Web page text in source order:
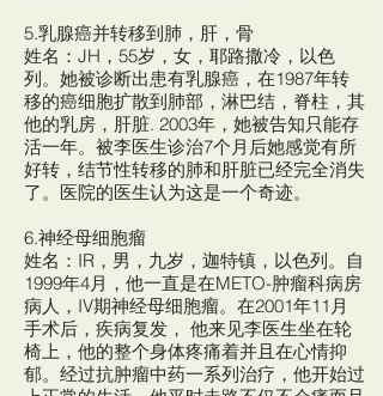
5.乳腺癌并转移到肺，肝，骨
姓名：JH，55岁，女，耶路撒冷，以色
列。她被诊断出患有乳腺癌，在1987年转
移的癌细胞扩散到肺部，淋巴结，脊柱，其
他的乳房，肝脏. 2003年，她被告知只能存
活一年。被李医生诊治7个月后她感觉有所
好转，结节性转移的肺和肝脏已经完全消失
了。医院的医生认为这是一个奇迹。
6.神经母细胞瘤
姓名：IR，男，九岁，迦特镇，以色列。自
1999年4月，他一直是在METO-肿瘤科病房
病人，IV期神经母细胞瘤。在2001年11月
手术后，疾病复发， 他来见李医生坐在轮
椅上，他的整个身体疼痛着并且在心情抑
郁。经过抗肿瘤中药一系列治疗，他开始过